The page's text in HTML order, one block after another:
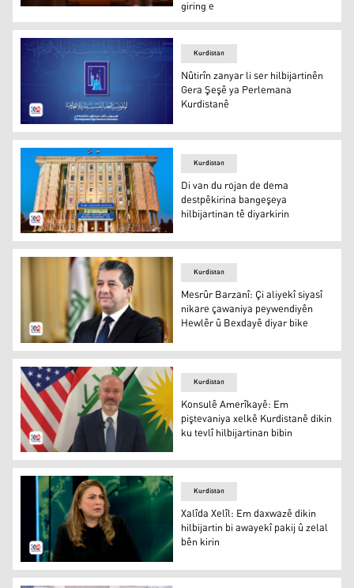
Nêçîrvan Barzanî giring e
Komisyona Bilind a Serbixwe ya Hilbijartinan
Kurdistan
Nûtirîn zanyar li ser hilbijartinên
Gera Şeşê ya Perlemana
Kurdistanê
Perlemana Kurdistanê / Wêmne: Îslam Hîro - K24
Kurdistan
Di van du rojan de dema
destpêkirina bangeşeya
hilbijartinan tê diyarkirin
Mesrûr Barzanî
Kurdistan
Mesrûr Barzanî: Çi aliyekî siyasî
nikare çawaniya peywendiyên
Hewlêr û Bexdayê diyar bike
Konsulê Giştî yê Amerîkayê li Herêma Kurdistanê
Kurdistan
Konsulê Amerîkayê: Em
piştevaniya xelkê Kurdistanê dikin
ku tevlî hilbijartinan bibin
Xalîda Xelîl
Kurdistan
Xalîda Xelîl: Em daxwazê dikin
hilbijartin bi awayekî pakij û zelal
bên kirin